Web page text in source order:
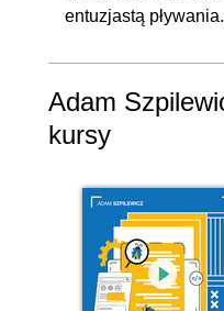
entuzjastą pływania.
Adam
kursy